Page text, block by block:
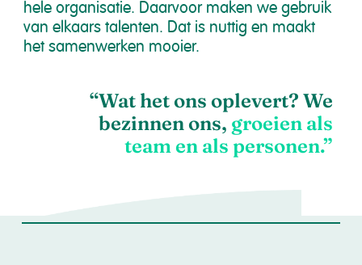
hele organisatie. Daarvoor maken we gebruik
van elkaars talenten. Dat is nuttig en maakt
het samenwerken mooier.
“Wat het ons oplevert? We
bezinnen ons, groeien als
team en als personen.”